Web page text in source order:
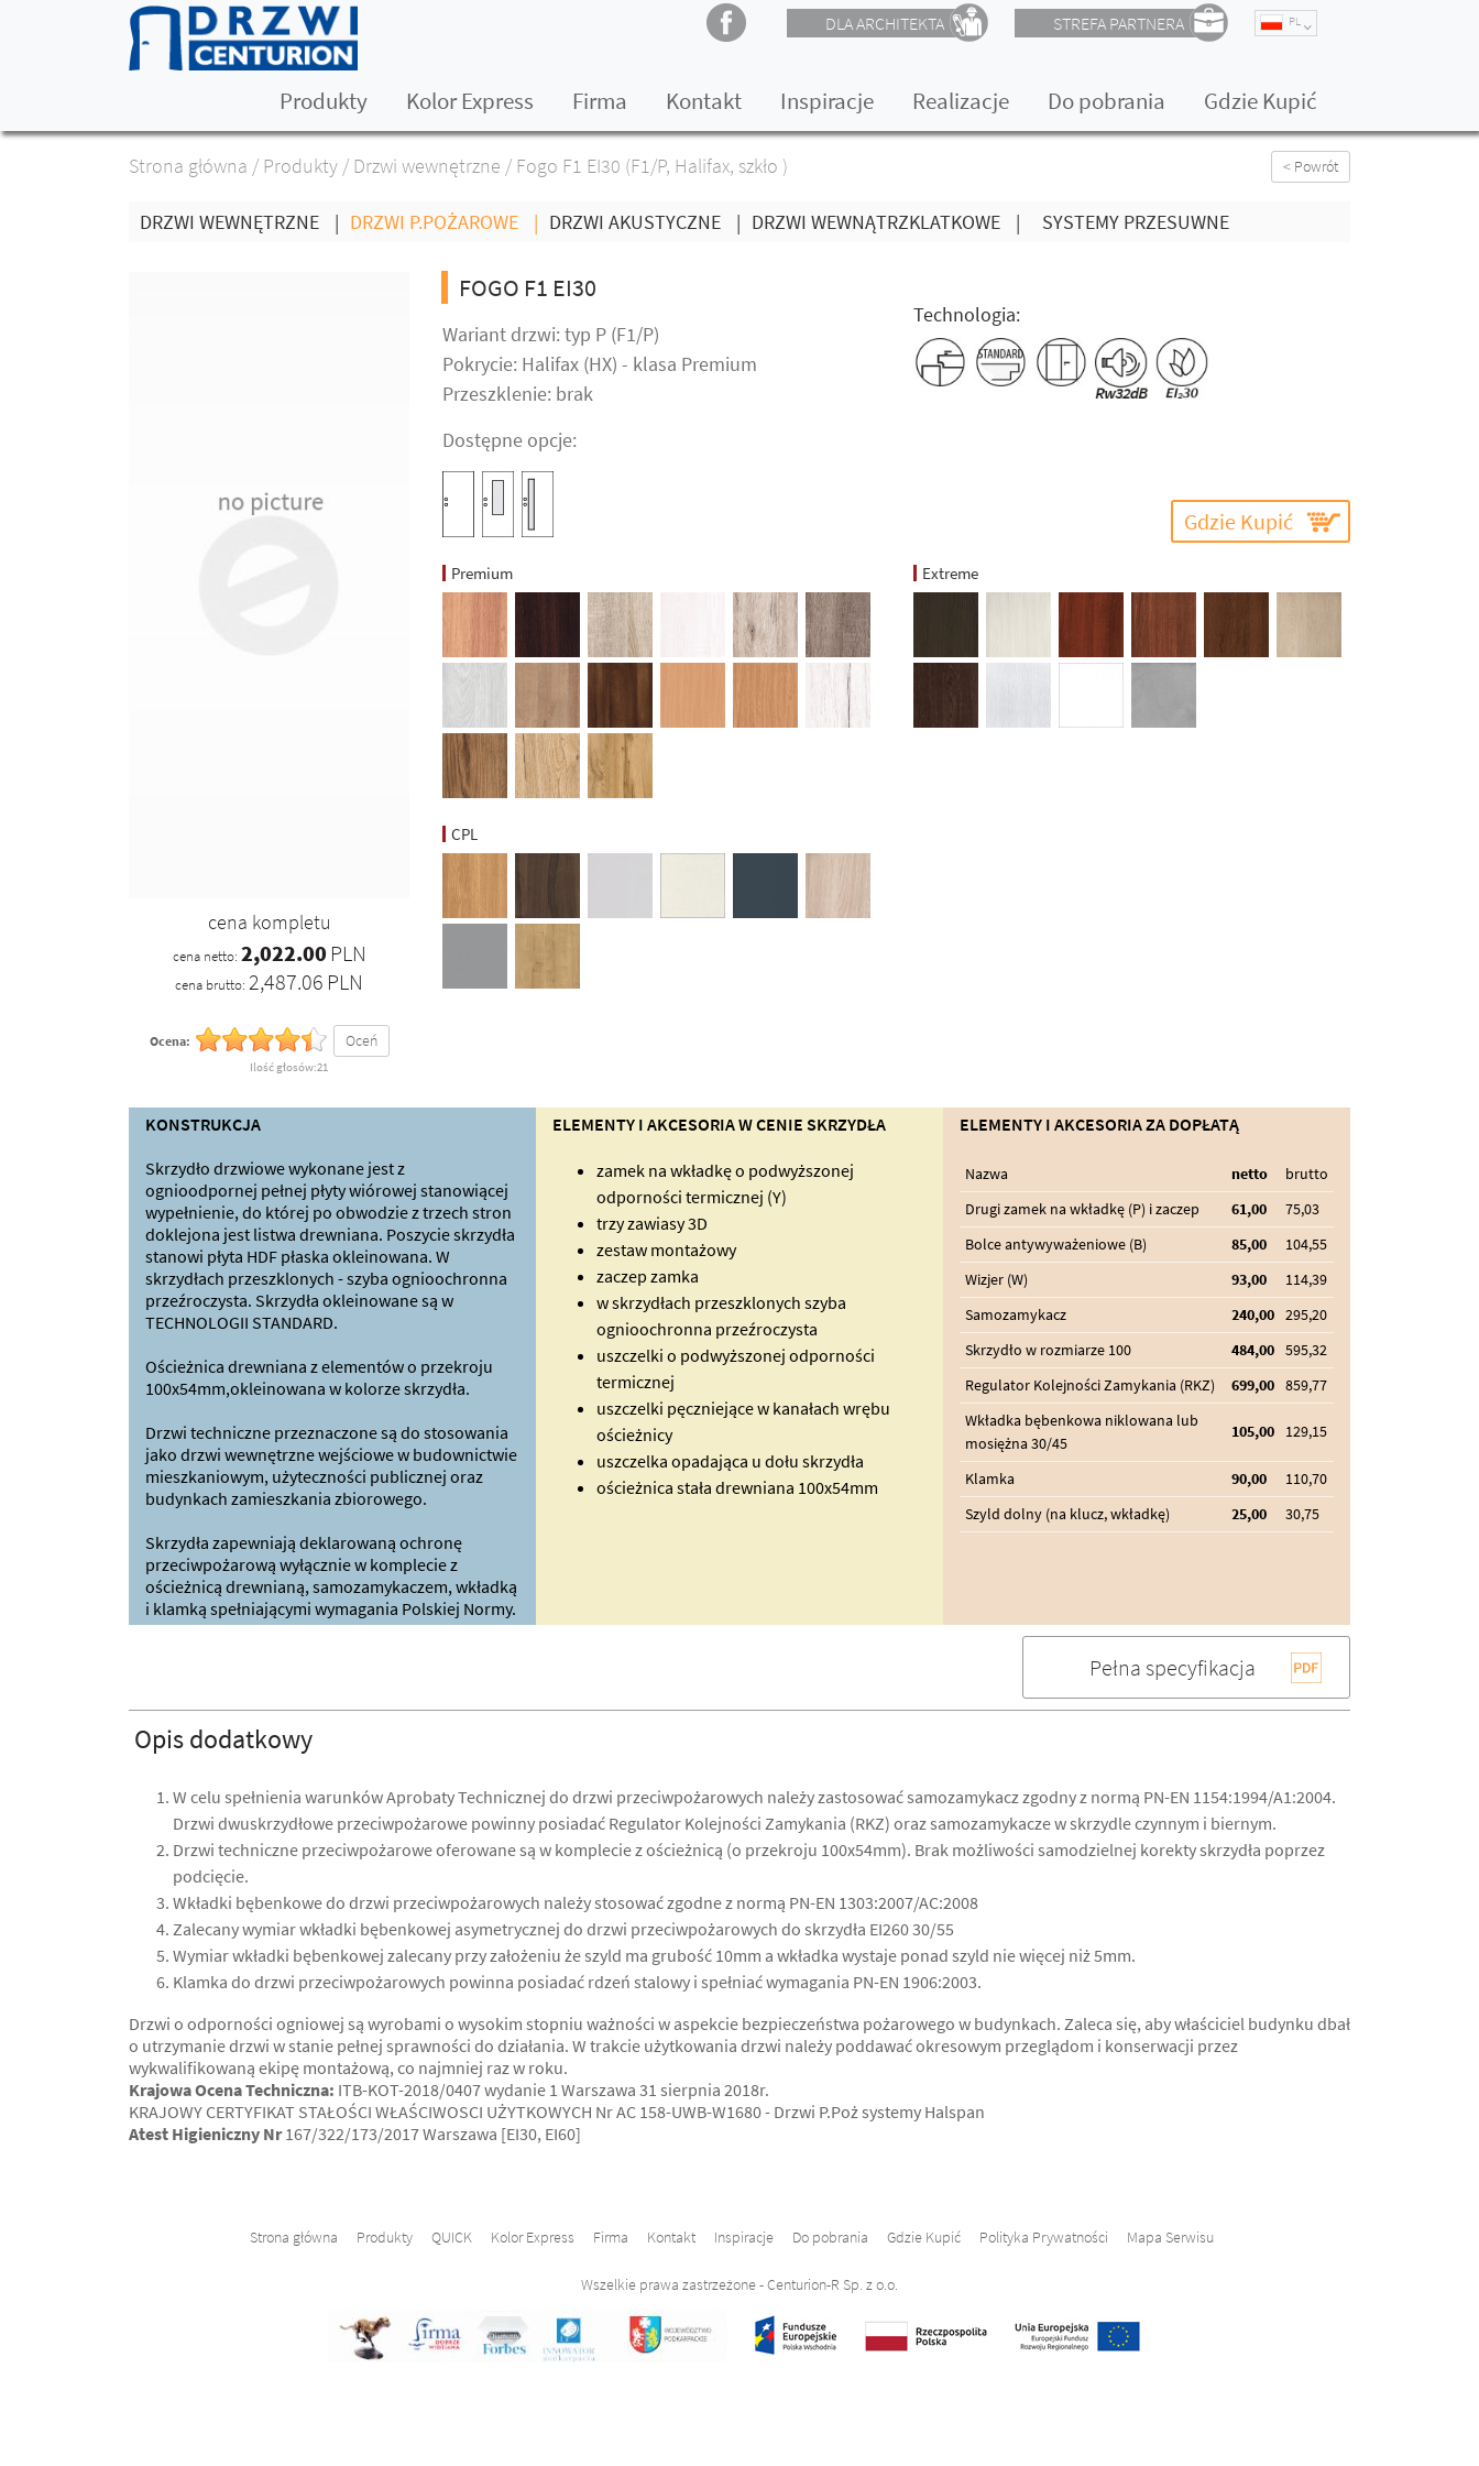
DLA ARCHITEKTA STREFA PARTNERA PL
Produkty Kolor Express Firma Kontakt Inspiracje Realizacje Do pobrania Gdzie Kupić
Strona główna / Produkty / Drzwi wewnętrzne / Fogo F1 EI30 (F1/P, Halifax, szkło ) < Powrót
DRZWI WEWNĘTRZNE | DRZWI P.POŻAROWE | DRZWI AKUSTYCZNE | DRZWI WEWNĄTRZKLATKOWE | SYSTEMY PRZESUWNE
cena kompletu
cena netto: 2,022.00 PLN
cena brutto: 2,487.06 PLN
Ocena:
Ilość głosów:21
Oceń
FOGO F1 EI30
Wariant drzwi: typ P (F1/P)
Pokrycie: Halifax (HX) - klasa Premium
Przeszklenie: brak
Dostępne opcje:
Technologia:
Gdzie Kupić
Premium Extreme
CPL
KONSTRUKCJA
Skrzydło drzwiowe wykonane jest z
ognioodpornej pełnej płyty wiórowej stanowiącej
wypełnienie, do której po obwodzie z trzech stron
doklejona jest listwa drewniana. Poszycie skrzydła
stanowi płyta HDF płaska okleinowana. W
skrzydłach przeszklonych - szyba ognioochronna
przeźroczysta. Skrzydła okleinowane są w
TECHNOLOGII STANDARD.
Ościeżnica drewniana z elementów o przekroju
100x54mm,okleinowana w kolorze skrzydła.
Drzwi techniczne przeznaczone są do stosowania
jako drzwi wewnętrzne wejściowe w budownictwie
mieszkaniowym, użyteczności publicznej oraz
budynkach zamieszkania zbiorowego.
Skrzydła zapewniają deklarowaną ochronę
przeciwpożarową wyłącznie w komplecie z
ościeżnicą drewnianą, samozamykaczem, wkładką
i klamką spełniającymi wymagania Polskiej Normy.
ELEMENTY I AKCESORIA W CENIE SKRZYDŁA
zamek na wkładkę o podwyższonej
odporności termicznej (Y)
trzy zawiasy 3D
zestaw montażowy
zaczep zamka
w skrzydłach przeszklonych szyba
ognioochronna przeźroczysta
uszczelki o podwyższonej odporności
termicznej
uszczelki pęczniejące w kanałach wrębu
ościeżnicy
uszczelka opadająca u dołu skrzydła
ościeżnica stała drewniana 100x54mm
ELEMENTY I AKCESORIA ZA DOPŁATĄ
Nazwa netto
brutto
Drugi zamek na wkładkę (P) i zaczep
61,00
75,03
Bolce antywyważeniowe (B)
85,00
104,55
Wizjer (W)
93,00
114,39
Samozamykacz
240,00 295,20
Skrzydło w rozmiarze 100
484,00 595,32
Regulator Kolejności Zamykania (RKZ)
699,00 859,77
Wkładka bębenkowa niklowana lub
mosiężna 30/45
105,00 129,15
Klamka 90,00
110,70
Szyld dolny (na klucz, wkładkę)
25,00 30,75
Pełna specyfikacja
Opis dodatkowy
W celu spełnienia warunków Aprobaty Technicznej do drzwi przeciwpożarowych należy zastosować samozamykacz zgodny z normą PN-EN 1154:1994/A1:2004.
Drzwi dwuskrzydłowe przeciwpożarowe powinny posiadać Regulator Kolejności Zamykania (RKZ) oraz samozamykacze w skrzydle czynnym i biernym.
Drzwi techniczne przeciwpożarowe oferowane są w komplecie z ościeżnicą (o przekroju 100x54mm). Brak możliwości samodzielnej korekty skrzydła poprzez
podcięcie.
Wkładki bębenkowe do drzwi przeciwpożarowych należy stosować zgodne z normą PN-EN 1303:2007/AC:2008
Zalecany wymiar wkładki bębenkowej asymetrycznej do drzwi przeciwpożarowych do skrzydła EI260 30/55
Wymiar wkładki bębenkowej zalecany przy założeniu że szyld ma grubość 10mm a wkładka wystaje ponad szyld nie więcej niż 5mm.
Klamka do drzwi przeciwpożarowych powinna posiadać rdzeń stalowy i spełniać wymagania PN-EN 1906:2003.
Drzwi o odporności ogniowej są wyrobami o wysokim stopniu ważności w aspekcie bezpieczeństwa pożarowego w budynkach. Zaleca się, aby właściciel budynku dbał
o utrzymanie drzwi w stanie pełnej sprawności do działania. W trakcie użytkowania drzwi należy poddawać okresowym przeglądom i konserwacji przez
wykwalifikowaną ekipę montażową, co najmniej raz w roku.
Krajowa Ocena Techniczna: ITB-KOT-2018/0407 wydanie 1 Warszawa 31 sierpnia 2018r.
KRAJOWY CERTYFIKAT STAŁOŚCI WŁAŚCIWOSCI UŻYTKOWYCH Nr AC 158-UWB-W1680 - Drzwi P.Poż systemy Halspan
Atest Higieniczny Nr167/322/173/2017 Warszawa [EI30, EI60]
Strona główna Produkty QUICK Kolor Express Firma Kontakt Inspiracje Do pobrania Gdzie Kupić Polityka Prywatności Mapa Serwisu
Wszelkie prawa zastrzeżone - Centurion-R Sp. z o.o.